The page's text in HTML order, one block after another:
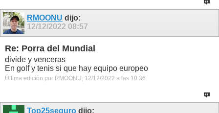
RMOONU dijo:
12/12/2022 08:57
Re: Porra del Mundial
divide y venceras
En golf y tenis si que hay equipo europeo
Última edición por RMOONU; 12/12/2022 a las 10:36
Top25seguro dijo: